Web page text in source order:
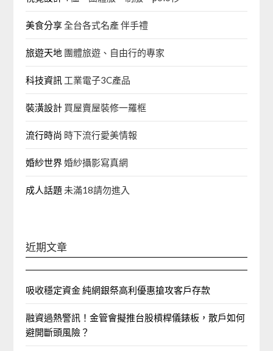
美食分享全台各式名產 伴手禮
旅遊天地 團體旅遊、自由行的專家‎
科技資訊 工業電子3C產品
裝潢設計 買屋賣屋裝修一羅框
流行時尚 時下流行愛美情報
婚紗世界婚紗攝影寫真網
成人話題 未滿18請勿進入
近期文章
吸收穩定資金 純網銀祭高利優惠搶攻客戶存款
融資過熱警訊！金管會擬推台股槓桿儀錶板，散戶如何
避開斷頭風險？